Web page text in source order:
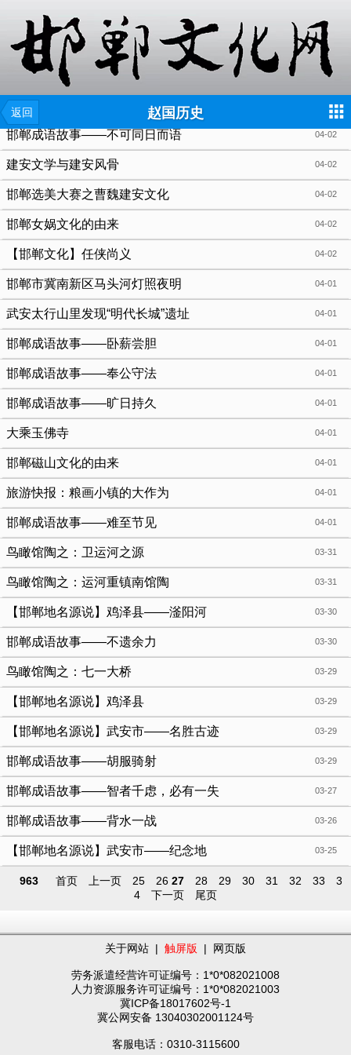
返回 赵国历史
04-02
邯郸成语故事——不可同日而语
04-02
建安文学与建安风骨
04-02
邯郸选美大赛之曹魏建安文化
04-02
邯郸女娲文化的由来
04-02
【邯郸文化】任侠尚义
04-01
邯郸市冀南新区马头河灯照夜明
04-01
武安太行山里发现“明代长城”遗址
04-01
邯郸成语故事——卧薪尝胆
04-01
邯郸成语故事——奉公守法
04-01
邯郸成语故事——旷日持久
04-01
大乘玉佛寺
04-01
邯郸磁山文化的由来
04-01
旅游快报：粮画小镇的大作为
04-01
邯郸成语故事——难至节见
03-31
鸟瞰馆陶之：卫运河之源
03-31
鸟瞰馆陶之：运河重镇南馆陶
03-30
【邯郸地名源说】鸡泽县——滏阳河
03-30
邯郸成语故事——不遗余力
03-29
鸟瞰馆陶之：七一大桥
03-29
【邯郸地名源说】鸡泽县
03-29
【邯郸地名源说】武安市——名胜古迹
03-29
邯郸成语故事——胡服骑射
03-27
邯郸成语故事——智者千虑，必有一失
03-26
邯郸成语故事——背水一战
03-25
【邯郸地名源说】武安市——纪念地
963 首页 上一页 25 26 27 28 29 30 31 32 33
3
4
下一页 尾页
关于网站 | 触屏版 | 网页版
劳务派遣经营许可证编号：1*0*082021008
人力资源服务许可证编号：1*0*082021003
冀ICP备18017602号-1
冀公网安备 13040302001124号
客服电话：0310-3115600